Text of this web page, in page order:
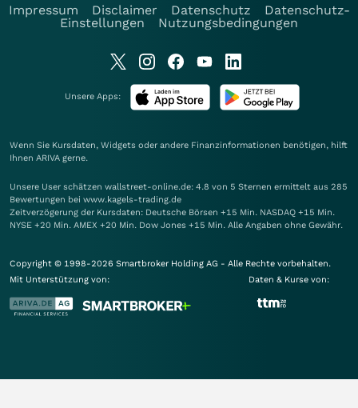
Impressum
Disclaimer Datenschutz
Datenschutz-
Einstellungen
Nutzungsbedingungen
Unsere Apps:
Wenn Sie Kursdaten, Widgets oder andere Finanzinformationen benötigen, hilft
Ihnen ARIVA gerne.
Unsere User schätzen wallstreet-online.de: 4.8 von 5 Sternen ermittelt aus 285
Bewertungen bei www.kagels-trading.de
Zeitverzögerung der Kursdaten: Deutsche Börsen +15 Min. NASDAQ +15 Min.
NYSE +20 Min. AMEX +20 Min. Dow Jones +15 Min. Alle Angaben ohne Gewähr.
Copyright © 1998-2026 Smartbroker Holding AG - Alle Rechte vorbehalten.
Mit Unterstützung von:
Daten & Kurse von: